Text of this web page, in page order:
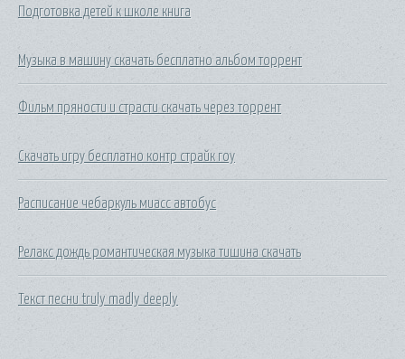
Подготовка детей к школе книга
Музыка в машину скачать бесплатно альбом торрент
Фильм пряности и страсти скачать через торрент
Скачать игру бесплатно контр страйк гоу
Расписание чебаркуль миасс автобус
Релакс дождь романтическая музыка тишина скачать
Текст песни truly madly deeply